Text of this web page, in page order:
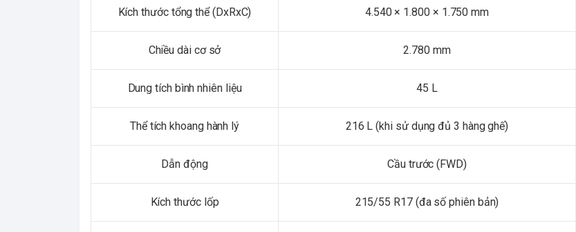
Kích thước tổng thể (DxRxC) 4.540 × 1.800 × 1.750 mm
Chiều dài cơ sở 2.780 mm
Dung tích bình nhiên liệu 45 L
Thể tích khoang hành lý 216 L (khi sử dụng đủ 3 hàng ghế)
Dẫn động Cầu trước (FWD)
Kích thước lốp 215/55 R17 (đa số phiên bản)